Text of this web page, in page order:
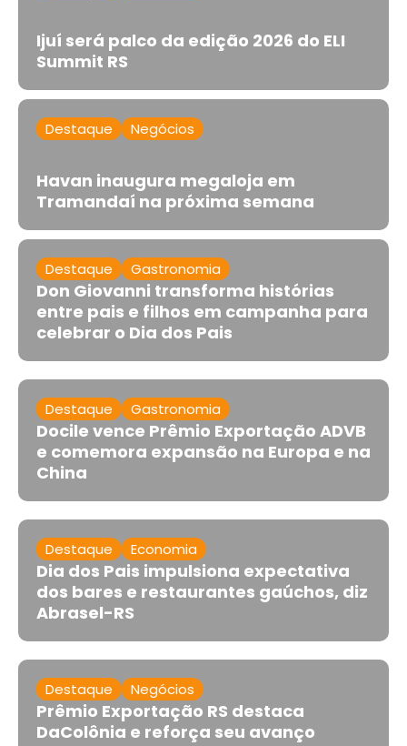
Ijuí será palco da edição 2026 do ELI
Summit RS
Destaque Negócios
Havan inaugura megaloja em
Tramandaí na próxima semana
Destaque Gastronomia
Don Giovanni transforma histórias
entre pais e filhos em campanha para
celebrar o Dia dos Pais
Destaque Gastronomia
Docile vence Prêmio Exportação ADVB
e comemora expansão na Europa e na
China
Destaque Economia
Dia dos Pais impulsiona expectativa
dos bares e restaurantes gaúchos, diz
Abrasel-RS
Destaque Negócios
Prêmio Exportação RS destaca
DaColônia e reforça seu avanço